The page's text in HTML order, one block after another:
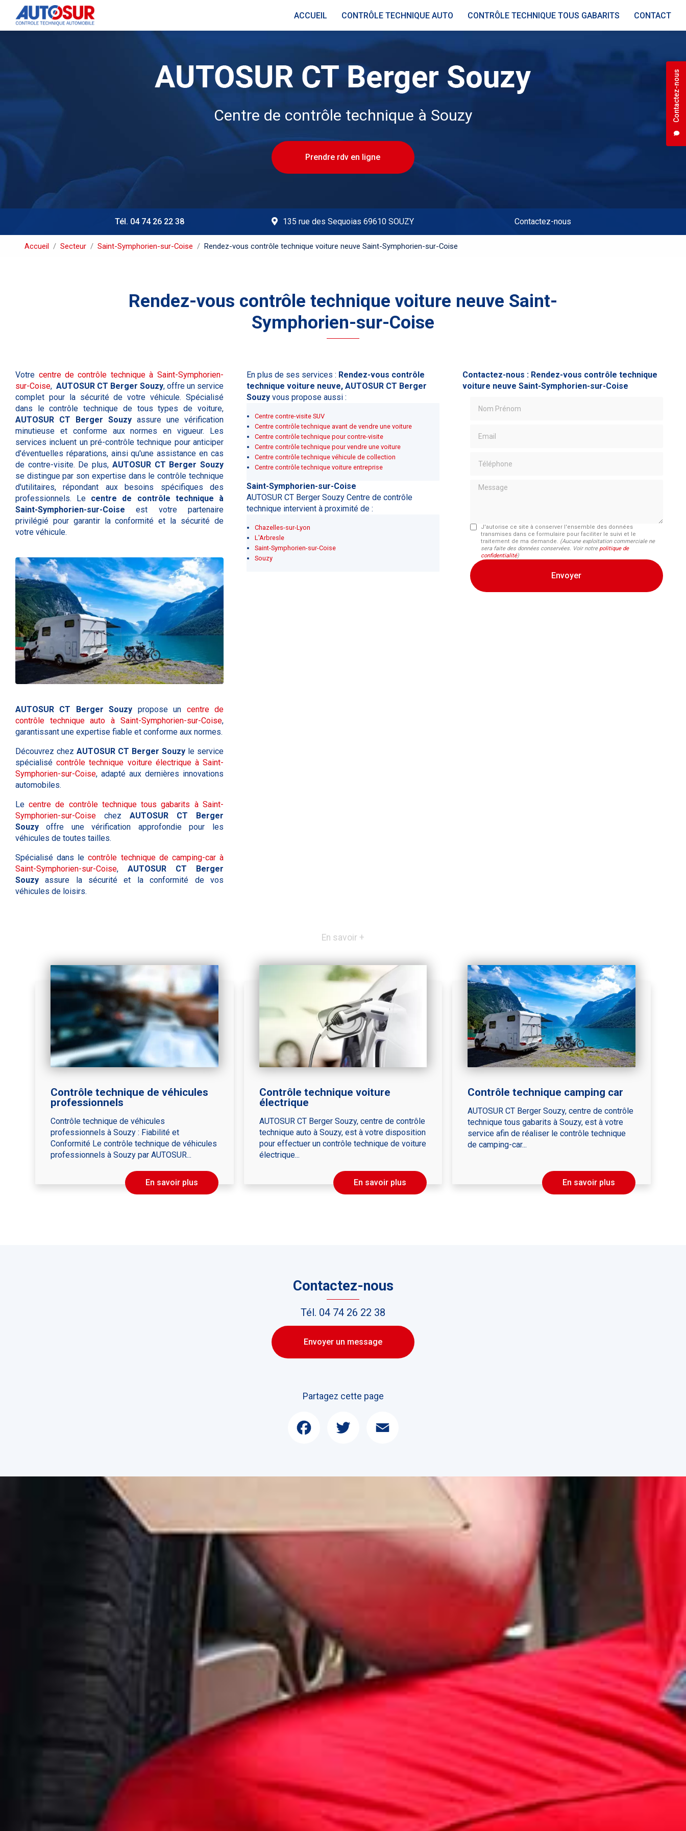
contenu
Contactez-nous
ACCUEIL
CONTRÔLE TECHNIQUE AUTO CONTRÔLE TECHNIQUE TOUS GABARITS CONTACT
Centre de contrôle technique à Souzy
Prendre rdv en ligne
Tél. 04 74 26 22 38 135 rue des Sequoias 69610 SOUZY Contactez-nous
Accueil Secteur Saint-Symphorien-sur-Coise Rendez-vous contrôle technique voiture neuve Saint-Symphorien-sur-Coise
Rendez-vous contrôle technique voiture neuve Saint-
Symphorien-sur-Coise
Votre centre de contrôle technique à Saint-Symphorien-
sur-Coise, AUTOSUR CT Berger Souzy, offre un service
complet pour la sécurité de votre véhicule. Spécialisé
dans le contrôle technique de tous types de voiture,
AUTOSUR CT Berger Souzy assure une vérification
minutieuse et conforme aux normes en vigueur. Les
services incluent un pré-contrôle technique pour anticiper
d'éventuelles réparations, ainsi qu'une assistance en cas
de contre-visite. De plus, AUTOSUR CT Berger Souzy
se distingue par son expertise dans le contrôle technique
d'utilitaires, répondant aux besoins spécifiques des
professionnels. Le centre de contrôle technique à
Saint-Symphorien-sur-Coise est votre partenaire
privilégié pour garantir la conformité et la sécurité de
votre véhicule.
AUTOSUR CT Berger Souzy propose un centre de
contrôle technique auto à Saint-Symphorien-sur-Coise,
garantissant une expertise fiable et conforme aux normes.
Découvrez chez AUTOSUR CT Berger Souzy le service
spécialisécontrôle technique voiture électrique à Saint-
Symphorien-sur-Coise, adapté aux dernières innovations
automobiles.
Lecentre de contrôle technique tous gabarits à Saint-
Symphorien-sur-Coise chez AUTOSUR CT Berger
Souzy offre une vérification approfondie pour les
véhicules de toutes tailles.
Spécialisé dans lecontrôle technique de camping-car à
Saint-Symphorien-sur-Coise, AUTOSUR CT Berger
Souzy assure la sécurité et la conformité de vos
véhicules de loisirs.
En plus de ses services : Rendez-vous contrôle
technique voiture neuve, AUTOSUR CT Berger
Souzyvous propose aussi :
Centre contre-visite SUV
Centre contrôle technique avant de vendre une voiture
Centre contrôle technique pour contre-visite
Centre contrôle technique pour vendre une voiture
Centre contrôle technique véhicule de collection
Centre contrôle technique voiture entreprise
Saint-Symphorien-sur-Coise
AUTOSUR CT Berger Souzy Centre de contrôle
technique intervient à proximité de :
Chazelles-sur-Lyon
L'Arbresle
Saint-Symphorien-sur-Coise
Souzy
Contactez-nous : Rendez-vous contrôle technique
voiture neuve Saint-Symphorien-sur-Coise
Message
J'autorise ce site à conserver l'ensemble des données
transmises dans ce formulaire pour faciliter le suivi et le
traitement de ma demande. (Aucune exploitation commerciale ne
sera faite des données conservées. Voir notre politique de
confidentialité)
En savoir +
Contrôle technique de véhicules
professionnels
Contrôle technique de véhicules
professionnels à Souzy : Fiabilité et
Conformité Le contrôle technique de véhicules
professionnels à Souzy par AUTOSUR...
En savoir plus
Contrôle technique voiture
électrique
AUTOSUR CT Berger Souzy, centre de contrôle
technique auto à Souzy, est à votre disposition
pour effectuer un contrôle technique de voiture
électrique...
En savoir plus
Contrôle technique camping car
AUTOSUR CT Berger Souzy, centre de contrôle
technique tous gabarits à Souzy, est à votre
service afin de réaliser le contrôle technique
de camping-car...
En savoir plus
Contactez-nous
Tél. 04 74 26 22 38
Envoyer un message
Partagez cette page